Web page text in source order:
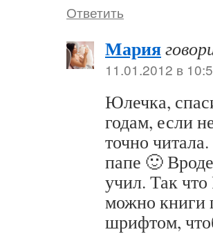
Ответить
Мария
11.01.2012 в
Юлечка,
годам, если
точно
папе 🙂
учил. Так
можно книги
шрифтом,